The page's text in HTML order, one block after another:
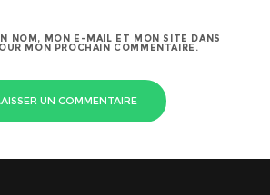
NOM, MON E-MAIL ET MON SITE DANS
MON PROCHAIN COMMENTAIRE.